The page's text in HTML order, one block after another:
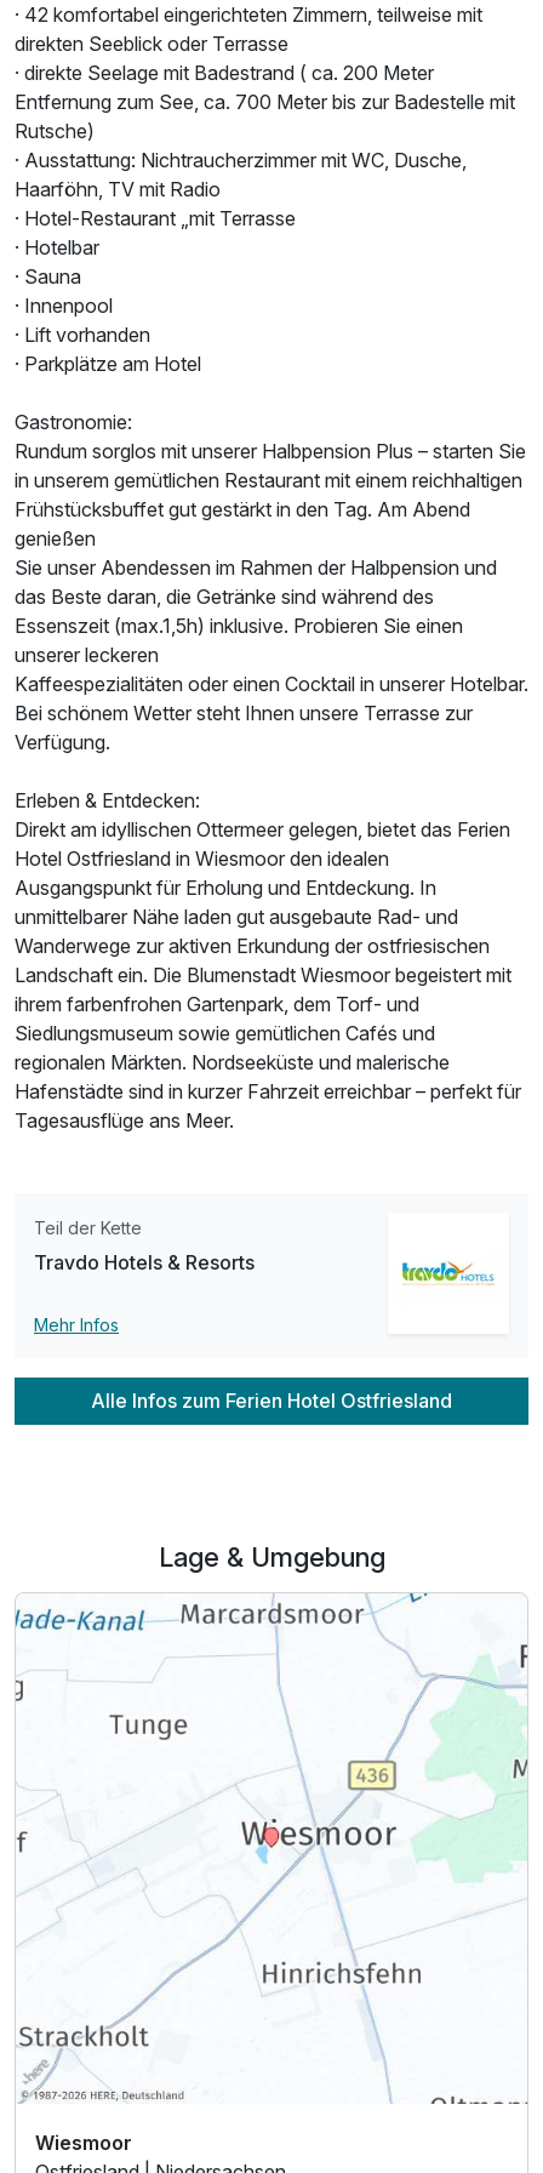
Ausstattung
Doppelzimmer mit Terrasse
· 42 komfortabel eingerichteten Zimmern, teilweise mit
direkten Seeblick oder Terrasse
· direkte Seelage mit Badestrand ( ca. 200 Meter
Entfernung zum See, ca. 700 Meter bis zur Badestelle mit
Rutsche)
· Ausstattung: Nichtraucherzimmer mit WC, Dusche,
Haarföhn, TV mit Radio
· Hotel-Restaurant „mit Terrasse
· Hotelbar
· Sauna
· Innenpool
· Lift vorhanden
· Parkplätze am Hotel
Gastronomie:
Rundum sorglos mit unserer Halbpension Plus – starten Sie
in unserem gemütlichen Restaurant mit einem reichhaltigen
Frühstücksbuffet gut gestärkt in den Tag. Am Abend
genießen
Sie unser Abendessen im Rahmen der Halbpension und
das Beste daran, die Getränke sind während des
Essenszeit (max.1,5h) inklusive. Probieren Sie einen
unserer leckeren
Kaffeespezialitäten oder einen Cocktail in unserer Hotelbar.
Bei schönem Wetter steht Ihnen unsere Terrasse zur
Verfügung.
Erleben & Entdecken:
Direkt am idyllischen Ottermeer gelegen, bietet das Ferien
Hotel Ostfriesland in Wiesmoor den idealen
Ausgangspunkt für Erholung und Entdeckung. In
unmittelbarer Nähe laden gut ausgebaute Rad- und
Wanderwege zur aktiven Erkundung der ostfriesischen
Landschaft ein. Die Blumenstadt Wiesmoor begeistert mit
ihrem farbenfrohen Gartenpark, dem Torf- und
Siedlungsmuseum sowie gemütlichen Cafés und
regionalen Märkten. Nordseeküste und malerische
Hafenstädte sind in kurzer Fahrzeit erreichbar – perfekt für
Tagesausflüge ans Meer.
Teil der Kette
Travdo Hotels & Resorts
Mehr Infos
Alle Infos zum Ferien Hotel Ostfriesland
Lage & Umgebung
Wiesmoor